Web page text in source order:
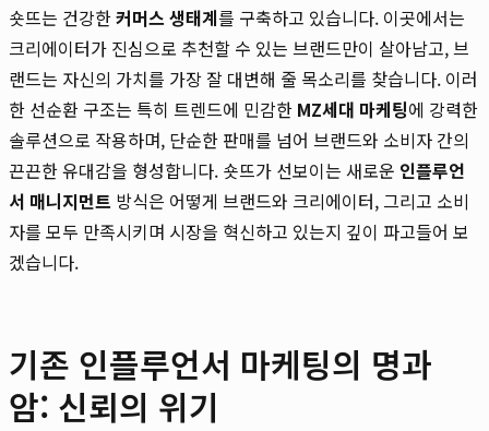
숏뜨는 건강한커머스 생태계를 구축하고 있습니다. 이곳에서는
크리에이터가 진심으로 추천할 수 있는 브랜드만이 살아남고, 브
랜드는 자신의 가치를 가장 잘 대변해 줄 목소리를 찾습니다. 이러
한 선순환 구조는 특히 트렌드에 민감한 MZ세대 마케팅에 강력한
솔루션으로 작용하며, 단순한 판매를 넘어 브랜드와 소비자 간의
끈끈한 유대감을 형성합니다. 숏뜨가 선보이는 새로운 인플루언
서 매니지먼트 방식은 어떻게 브랜드와 크리에이터, 그리고 소비
자를 모두 만족시키며 시장을 혁신하고 있는지 깊이 파고들어 보
겠습니다.
기존 인플루언서 마케팅의 명과
암: 신뢰의 위기